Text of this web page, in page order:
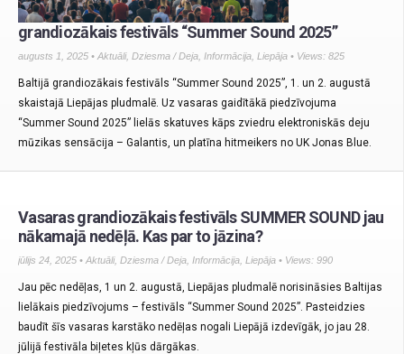
grandiozākais festivāls “Summer Sound 2025”
augusts 1, 2025 • Aktuāli, Dziesma / Deja Informācija Liepāja • Views: 825
Baltijā grandiozākais festivāls “Summer Sound 2025”, 1. un 2. augustā
skaistajā Liepājas pludmalē. Uz vasaras gaidītākā piedzīvojuma
“Summer Sound 2025” lielās skatuves kāps zviedru elektroniskās deju
mūzikas sensācija – Galantis, un platīna hitmeikers no UK Jonas Blue.
Vasaras grandiozākais festivāls SUMMER SOUND jau
nākamajā nedēļā. Kas par to jāzina?
jūlijs 24, 2025 • Aktuāli, Dziesma / Deja Informācija Liepāja • Views: 990
Jau pēc nedēļas, 1 un 2. augustā, Liepājas pludmalē norisināsies Baltijas
lielākais piedzīvojums – festivāls “Summer Sound 2025”. Pasteidzies
baudīt šīs vasaras karstāko nedēļas nogali Liepājā izdevīgāk, jo jau 28.
jūlijā festivāla biļetes kļūs dārgākas.